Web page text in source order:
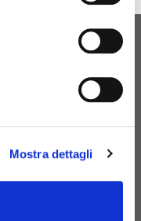
Mostra dettagli